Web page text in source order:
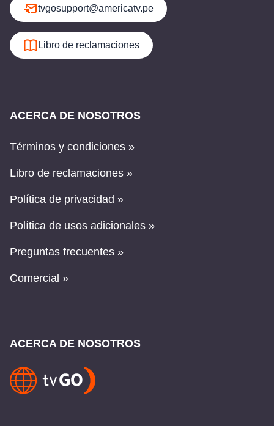
tvgosupport@americatv.pe
Libro de reclamaciones
ACERCA DE NOSOTROS
Términos y condiciones »
Libro de reclamaciones »
Política de privacidad »
Política de usos adicionales »
Preguntas frecuentes »
Comercial »
ACERCA DE NOSOTROS